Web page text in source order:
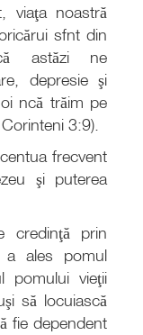
viaţa noastră
sfnt din
astăzi ne
depresie şi
ncă trăim pe
3:9).
frecvent
şi puterea
credinţă prin
a ales pomul
pomului vieţii
să locuiască
fie dependent